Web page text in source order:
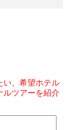
い、希望ホテル
ルツアーを紹介